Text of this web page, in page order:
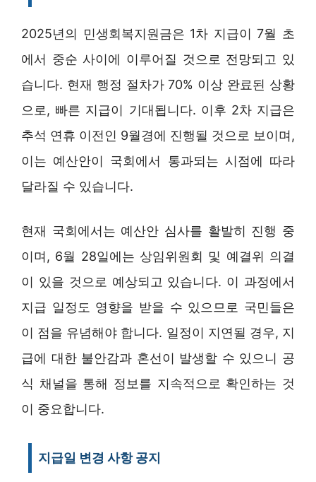
2025년의 민생회복지원금은 1차 지급이 7월 초
에서 중순 사이에 이루어질 것으로 전망되고 있
습니다. 현재 행정 절차가 70% 이상 완료된 상황
으로, 빠른 지급이 기대됩니다. 이후 2차 지급은
추석 연휴 이전인 9월경에 진행될 것으로 보이며,
이는 예산안이 국회에서 통과되는 시점에 따라
달라질 수 있습니다.
현재 국회에서는 예산안 심사를 활발히 진행 중
이며, 6월 28일에는 상임위원회 및 예결위 의결
이 있을 것으로 예상되고 있습니다. 이 과정에서
지급 일정도 영향을 받을 수 있으므로 국민들은
이 점을 유념해야 합니다. 일정이 지연될 경우, 지
급에 대한 불안감과 혼선이 발생할 수 있으니 공
식 채널을 통해 정보를 지속적으로 확인하는 것
이 중요합니다.
지급일 변경 사항 공지